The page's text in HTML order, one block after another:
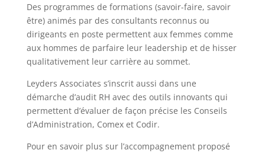
Des programmes de formations (savoir-faire, savoir
être) animés par des consultants reconnus ou
dirigeants en poste permettent aux femmes comme
aux hommes de parfaire leur leadership et de hisser
qualitativement leur carrière au sommet.
Leyders Associates s’inscrit aussi dans une
démarche d’audit RH avec des outils innovants qui
permettent d’évaluer de façon précise les Conseils
d’Administration, Comex et Codir.
Pour en savoir plus sur l’accompagnement proposé